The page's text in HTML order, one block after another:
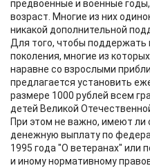
предвоенные и военные
возраст. Многие из них
никакой дополнительной
Для того, чтобы поддержать
поколения, многие из
наравне со взрослыми
предлагается установить
размере 1000 рублей всем
детей Великой
При этом не важно, имеют
денежную выплату по
1995 года "О ветеранах" или
и иному нормативному